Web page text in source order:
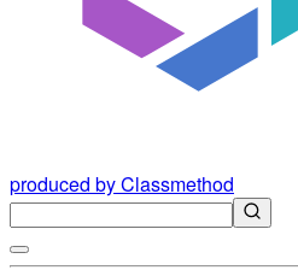
produced by Classmethod